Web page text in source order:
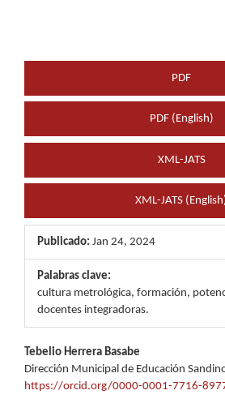
PDF
PDF (English)
XML-JATS
XML-JATS
Publicado: Jan 24, 2024
Palabras clave:
cultura metrológica, formación,
docentes integradoras.
Contenido
principal
Tebelio Herrera Basabe
Dirección Municipal de Educación
https://orcid.org/0000-0001-7716-